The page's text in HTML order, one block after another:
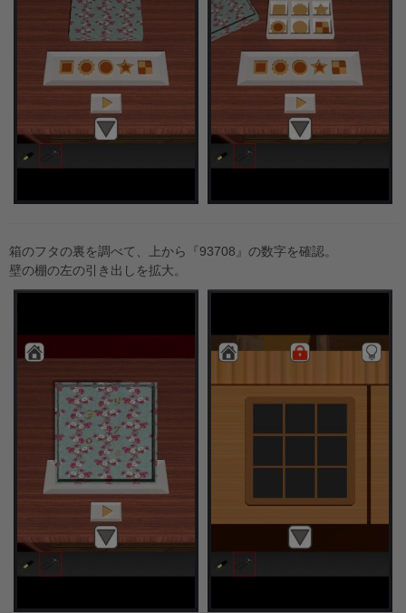
箱のフタの裏を調べて、上から『93708』の数字を確認。
壁の棚の左の引き出しを拡大。